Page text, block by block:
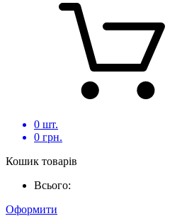
0 шт.
0 грн.
Кошик товарів
Всього:
Оформити